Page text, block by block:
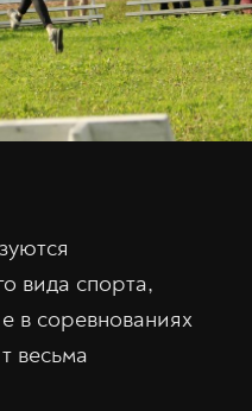
вида спорта,
в соревнованиях
весьма